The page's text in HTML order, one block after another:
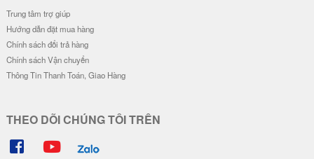
Trung tâm trợ giúp
Hướng dẫn đặt mua hàng
Chính sách đổi trả hàng
Chính sách Vận chuyển
Thông Tin Thanh Toán, Giao Hàng
THEO DÕI CHÚNG TÔI TRÊN